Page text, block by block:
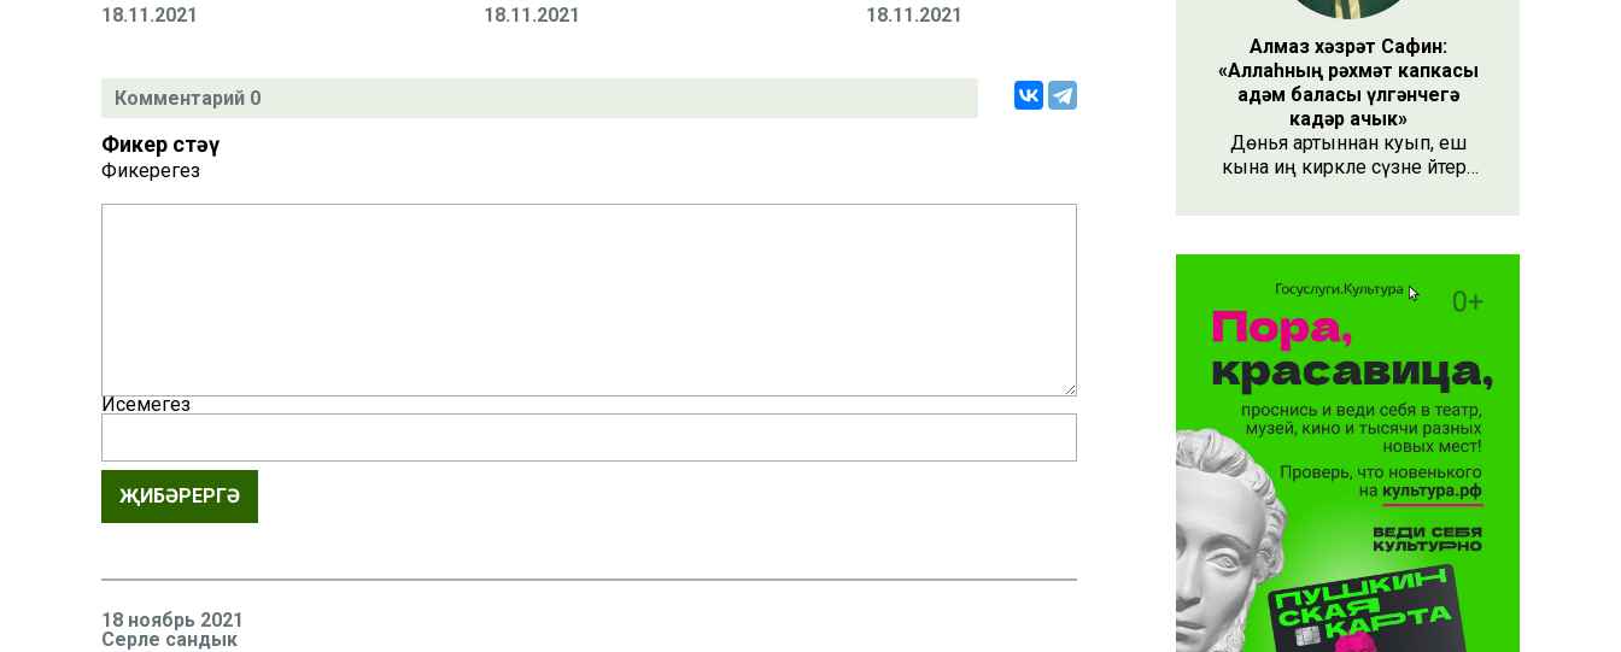
18.11.2021 18.11.2021 18.11.2021
Комментарий 0
Фикер өстәү
Фикерегез
Исемегез
ҖИБӘРЕРГӘ
18 ноябрь 2021
Серле сандык
Алмаз хәзрәт Сафин:
«Аллаһның рәхмәт капкасы
адәм баласы үлгәнчегә
кадәр ачык»
Дөнья артыннан куып, еш
кына иң кирәкле сүзне әйтергә
Әлеге сүзне күршең яки
кеше бөтен яшәеше, барлыгы